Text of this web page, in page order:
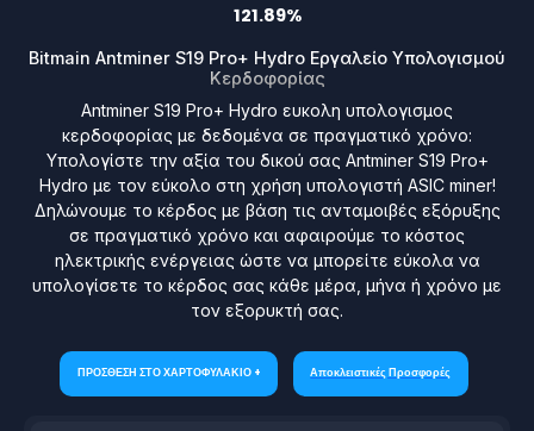
121.89%
Bitmain Antminer S19 Pro+ Hydro Εργαλείο Υπολογισμού
Κερδοφορίας
Antminer S19 Pro+ Hydro ευκολη υπολογισμος
κερδοφορίας με δεδομένα σε πραγματικό χρόνο:
Υπολογίστε την αξία του δικού σας Antminer S19 Pro+
Hydro με τον εύκολο στη χρήση υπολογιστή ASIC miner!
Δηλώνουμε το κέρδος με βάση τις ανταμοιβές εξόρυξης
σε πραγματικό χρόνο και αφαιρούμε το κόστος
ηλεκτρικής ενέργειας ώστε να μπορείτε εύκολα να
υπολογίσετε το κέρδος σας κάθε μέρα, μήνα ή χρόνο με
τον εξορυκτή σας.
ΠΡΟΣΘΕΣΗ ΣΤΟ ΧΑΡΤΟΦΥΛΑΚΙΟ + Αποκλειστικές Προσφορές